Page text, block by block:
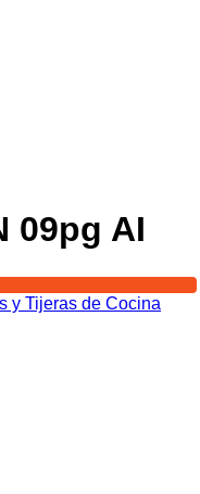
09pg AI
y Tijeras de Cocina